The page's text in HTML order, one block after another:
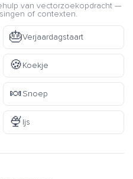
van vectorzoekopdracht —
of contexten.
🎂Verjaardagstaart
🍪Koekje
🍬Snoep
🍨Ijs